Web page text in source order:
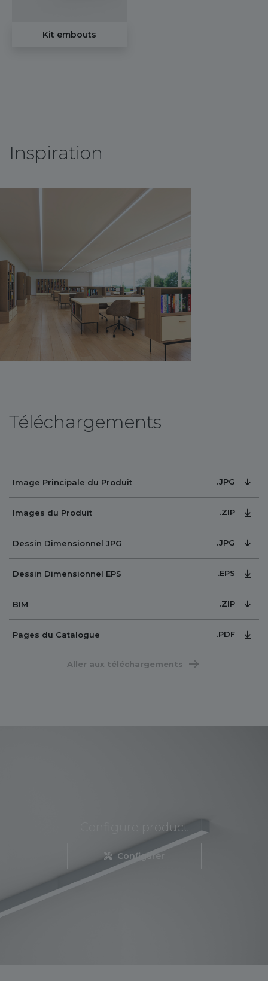
Kit embouts
Inspiration
Téléchargements
Image Principale du Produit .JPG
Images du Produit .ZIP
Dessin Dimensionnel JPG .JPG
Dessin Dimensionnel EPS .EPS
BIM .ZIP
Pages du Catalogue .PDF
Aller aux téléchargements
Configure product
Configurer